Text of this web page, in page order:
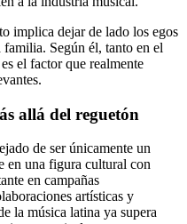
implica dejar de lado los egos
Según él, tanto en el
el factor que realmente
allá del reguetón
de ser únicamente un
en una figura cultural con
en campañas
artísticas y
la música latina ya supera